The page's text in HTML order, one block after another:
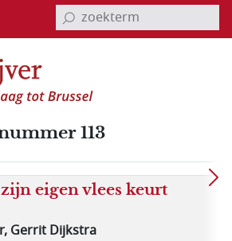
invoerveld zoekterm
113
eigen vlees keurt
Gerrit Dijkstra